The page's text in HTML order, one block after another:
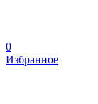
0
Избранное